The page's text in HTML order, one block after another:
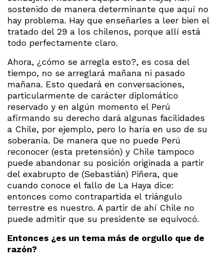
sostenido de manera determinante que aquí no
hay problema. Hay que enseñarles a leer bien el
tratado del 29 a los chilenos, porque allí está
todo perfectamente claro.
Ahora, ¿cómo se arregla esto?, es cosa del
tiempo, no se arreglará mañana ni pasado
mañana. Esto quedará en conversaciones,
particularmente de carácter diplomático
reservado y en algún momento el Perú
afirmando su derecho dará algunas facilidades
a Chile, por ejemplo, pero lo haría en uso de su
soberanía. De manera que no puede Perú
reconocer (esta pretensión) y Chile tampoco
puede abandonar su posición originada a partir
del exabrupto de (Sebastián) Piñera, que
cuando conoce el fallo de La Haya dice:
entonces como contrapartida el triángulo
terrestre es nuestro. A partir de ahí Chile no
puede admitir que su presidente se equivocó.
Entonces ¿es un tema más de orgullo que de
razón?